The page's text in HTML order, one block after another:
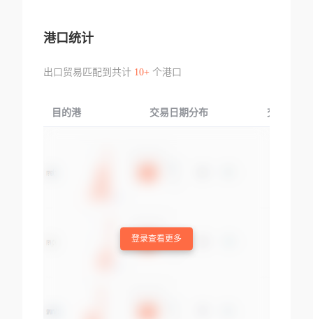
港口统计
出口贸易匹配到共计 10+个港口
目的港 交易日期分布 交易产品
登录查看更多